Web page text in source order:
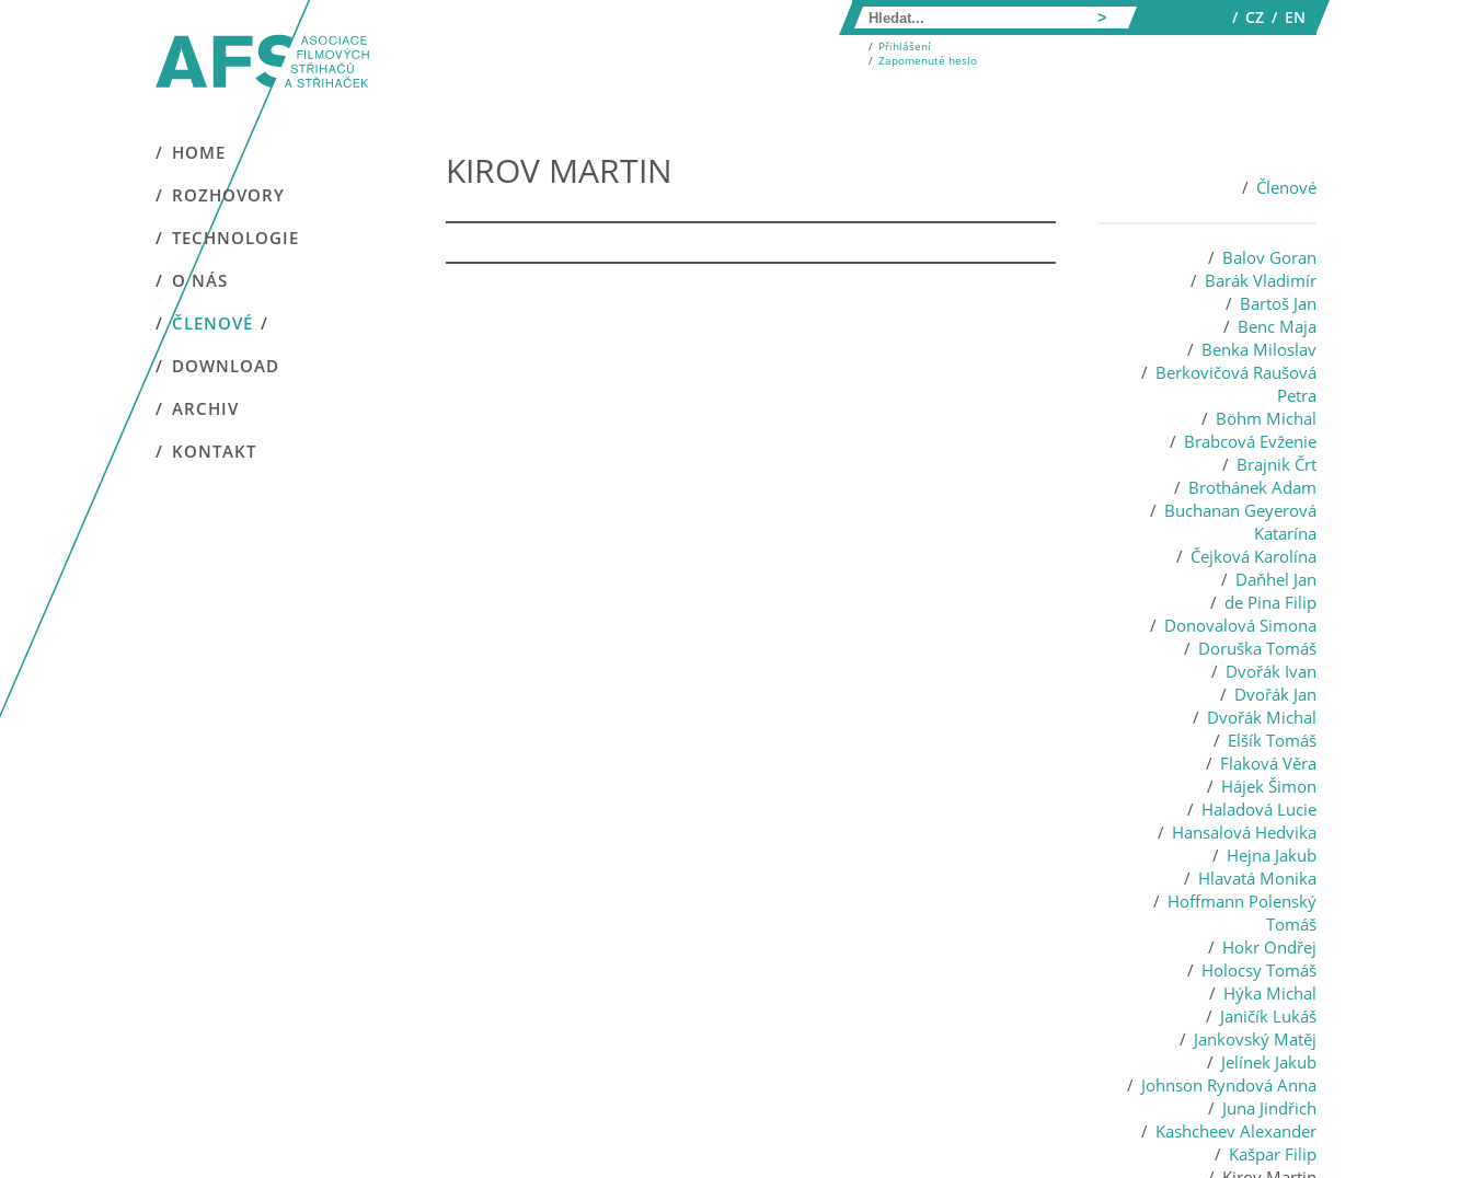
CZ EN
Přihlášení
Zapomenuté heslo
HOME
ROZHOVORY
TECHNOLOGIE
O NÁS
ČLENOVÉ
DOWNLOAD
ARCHIV
KONTAKT
KIROV MARTIN Členové
Balov Goran
Barák Vladimír
Bartoš Jan
Benc Maja
Benka Miloslav
Berkovičová Raušová
Petra
Böhm Michal
Brabcová Evženie
Brajnik Črt
Brothánek Adam
Buchanan Geyerová
Katarína
Čejková Karolína
Daňhel Jan
de Pina Filip
Donovalová Simona
Doruška Tomáš
Dvořák Ivan
Dvořák Jan
Dvořák Michal
Elšík Tomáš
Flaková Věra
Hájek Šimon
Haladová Lucie
Hansalová Hedvika
Hejna Jakub
Hlavatá Monika
Hoffmann Polenský
Tomáš
Hokr Ondřej
Holocsy Tomáš
Hýka Michal
Janičík Lukáš
Jankovský Matěj
Jelínek Jakub
Johnson Ryndová Anna
Juna Jindřich
Kashcheev Alexander
Kašpar Filip